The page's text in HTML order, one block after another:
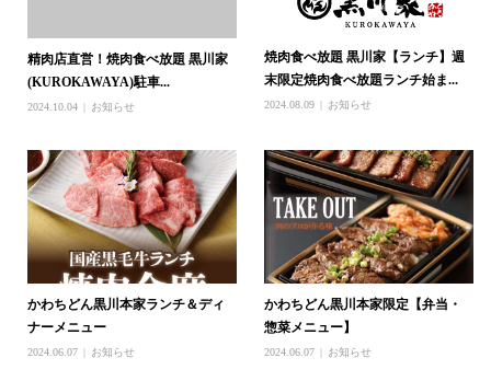
精肉店直営！焼肉食べ放題 黒川家
(KUROKAWAYA)駐車...
2024.10.04 お知らせ
焼肉食べ放題 黒川家【ランチ】週
末限定焼肉食べ放題ランチ始ま...
2024.08.09 お知らせ
かわちどん黒川本家ランチ＆ディ
ナーメニュー
2024.06.07 お知らせ
かわちどん黒川本家限定【弁当・
惣菜メニュー】
2024.06.07 お知らせ